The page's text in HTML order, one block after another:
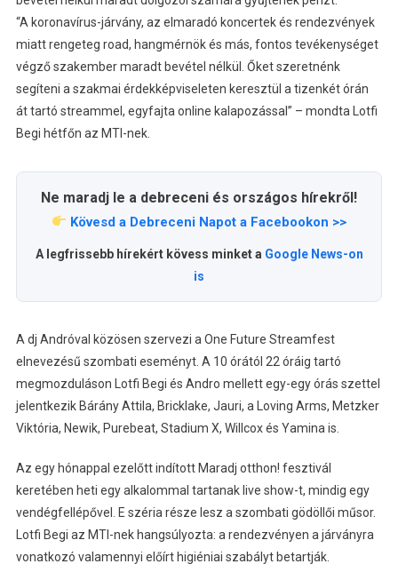
“A koronavírus-járvány, az elmaradó koncertek és rendezvények
miatt rengeteg road, hangmérnök és más, fontos tevékenységet
végző szakember maradt bevétel nélkül. Őket szeretnénk
segíteni a szakmai érdekképviseleten keresztül a tizenkét órán
át tartó streammel, egyfajta online kalapozással” – mondta Lotfi
Begi hétfőn az MTI-nek.
Ne maradj le a debreceni és országos hírekről!
Kövesd a Debreceni Napot a Facebookon >>
A legfrissebb hírekért kövess minket a Google News-on
is
A dj Andróval közösen szervezi a One Future Streamfest
elnevezésű szombati eseményt. A 10 órától 22 óráig tartó
megmozduláson Lotfi Begi és Andro mellett egy-egy órás szettel
jelentkezik Bárány Attila, Bricklake, Jauri, a Loving Arms, Metzker
Viktória, Newik, Purebeat, Stadium X, Willcox és Yamina is.
Az egy hónappal ezelőtt indított Maradj otthon! fesztivál
keretében heti egy alkalommal tartanak live show-t, mindig egy
vendégfellépővel. E széria része lesz a szombati gödöllői műsor.
Lotfi Begi az MTI-nek hangsúlyozta: a rendezvényen a járványra
vonatkozó valamennyi előírt higiéniai szabályt betartják.